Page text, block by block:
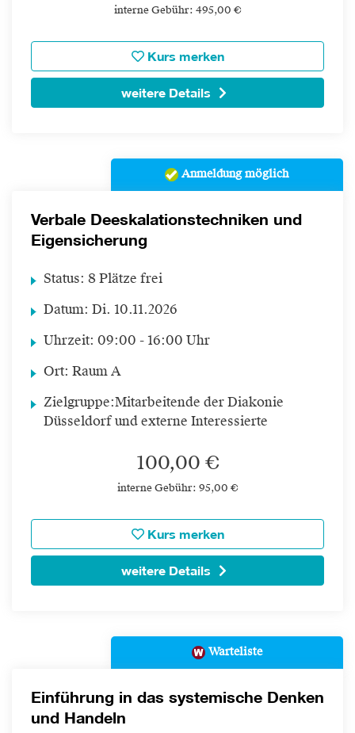
interne Gebühr: 495,00 €
Kurs merken
weitere Details
Anmeldung möglich
Verbale Deeskalationstechniken und
Eigensicherung
Status: 8 Plätze frei
Datum: Di. 10.11.2026
Uhrzeit: 09:00 - 16:00 Uhr
Ort: Raum A
Zielgruppe:Mitarbeitende der Diakonie
Düsseldorf und externe Interessierte
100,00 €
interne Gebühr: 95,00 €
Kurs merken
weitere Details
Warteliste
Einführung in das systemische Denken
und Handeln